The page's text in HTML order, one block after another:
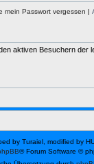
mein Passwort vergessen |
aktiven Besuchern der
by Turaiel, modified by
® Forum Software ©